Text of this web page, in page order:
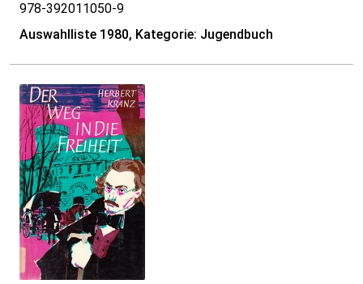
978-392011050-9
Auswahlliste 1980, Kategorie: Jugendbuch